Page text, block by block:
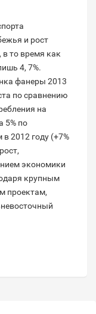
и рост
в то время как
4, 7%.
фанеры 2013
по сравнению
на
5% по
2012 году (+7%
экономики
крупным
проектам,